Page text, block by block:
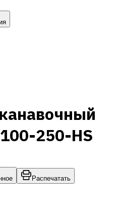
250-HS
Распечатать